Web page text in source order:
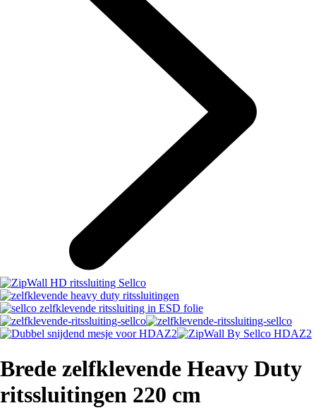
Brede zelfklevende Heavy Duty
ritssluitingen 220 cm